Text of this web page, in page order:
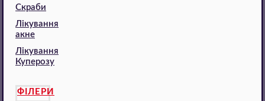
Скраби
Лікування
акне
Лікування
Куперозу
ФІЛЕРИ